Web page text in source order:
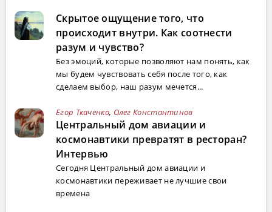
Скрытое ощущение того, что
происходит внутри. Как соотнести
разум и чувство?
Без эмоций, которые позволяют нам понять, как
мы будем чувствовать себя после того, как
сделаем выбор, наш разум мечется...
Егор Ткаченко, Олег Константинов
Центральный дом авиации и
космонавтики превратят в ресторан?
Интервью
Сегодня Центральный дом авиации и
космонавтики переживает не лучшие свои
времена